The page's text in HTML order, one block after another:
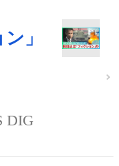
」
DIG